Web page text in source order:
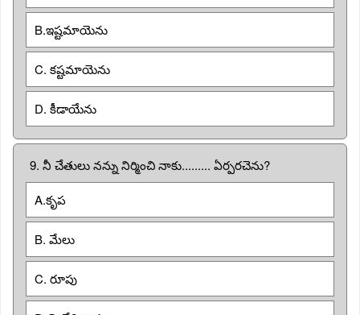
B.ఇష్టమాయెను
C. కష్టమాయెను
D. కీడాయేను
9. నీ చేతులు నన్ను నిర్మించి నాకు......... ఏర్పరచెను?
A.కృప
B. మేలు
C. రూపు